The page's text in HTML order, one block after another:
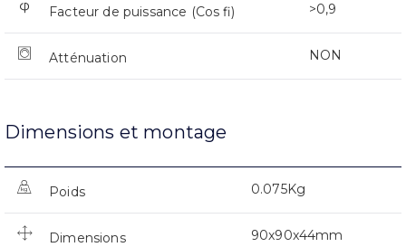
Facteur de puissance (Cos fi) >0,9
Atténuation NON
Dimensions et montage
Poids 0.075Kg
Dimensions 90x90x44mm